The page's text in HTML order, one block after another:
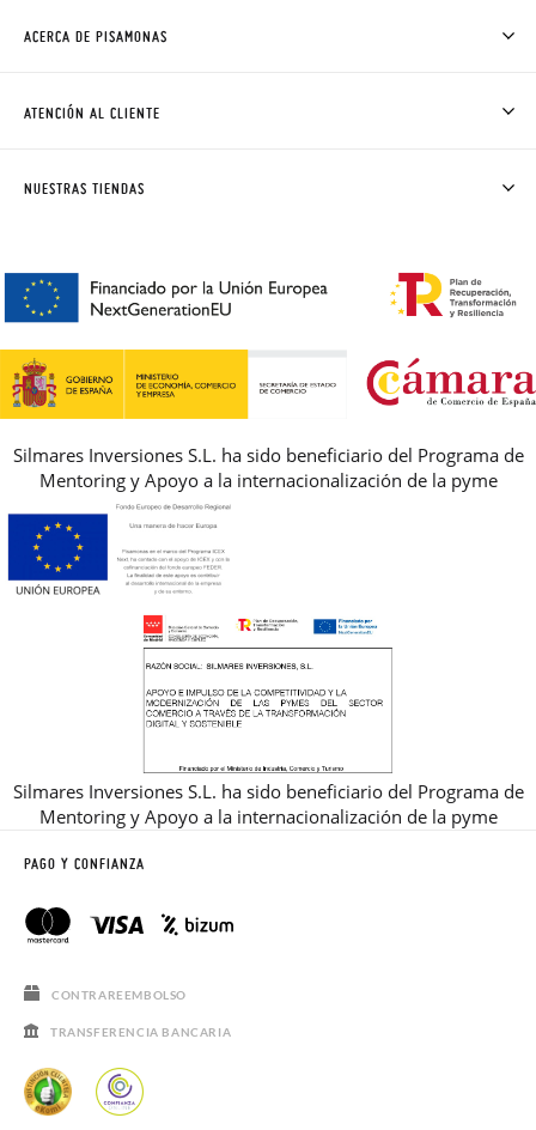
ACERCA DE PISAMONAS
CÓMO COMPRAR
AVISO LEGAL, PRIVACIDAD Y COOKIES
REBAJAS
ATENCIÓN AL CLIENTE
PREGUNTAS FRECUENTES
NUESTRAS TIENDAS
Silmares Inversiones S.L. ha sido beneficiario del Programa de
Mentoring y Apoyo a la internacionalización de la pyme
Silmares Inversiones S.L. ha sido beneficiario del Programa de
Mentoring y Apoyo a la internacionalización de la pyme
PAGO Y CONFIANZA
CONTRAREEMBOLSO
TRANSFERENCIA BANCARIA